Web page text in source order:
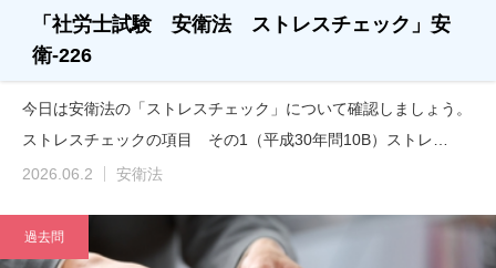
「社労士試験 安衛法 ストレスチェック」安
衛-226
今日は安衛法の「ストレスチェック」について確認しましょう。
ストレスチェックの項目 その1（平成30年問10B）ストレ…
2026.06.2
安衛法
過去問